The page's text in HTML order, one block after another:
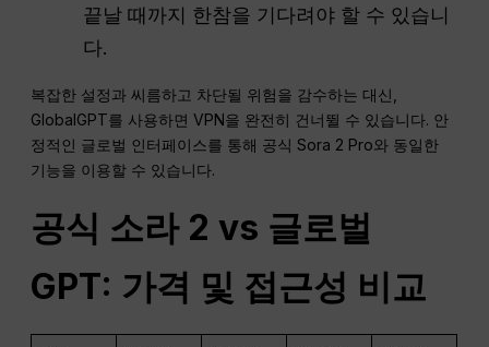
끝날 때까지 한참을 기다려야 할 수 있습니
다.
복잡한 설정과 씨름하고 차단될 위험을 감수하는 대신,
GlobalGPT를 사용하면 VPN을 완전히 건너뛸 수 있습니다. 안
정적인 글로벌 인터페이스를 통해 공식 Sora 2 Pro와 동일한
기능을 이용할 수 있습니다.
공식 소라 2 vs 글로벌
GPT: 가격 및 접근성 비교